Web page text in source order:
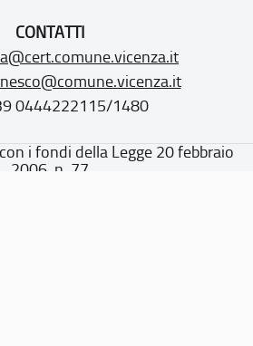
CONTATTI
0444222115/1480
i fondi della Legge 20 febbraio
2006, n. 77